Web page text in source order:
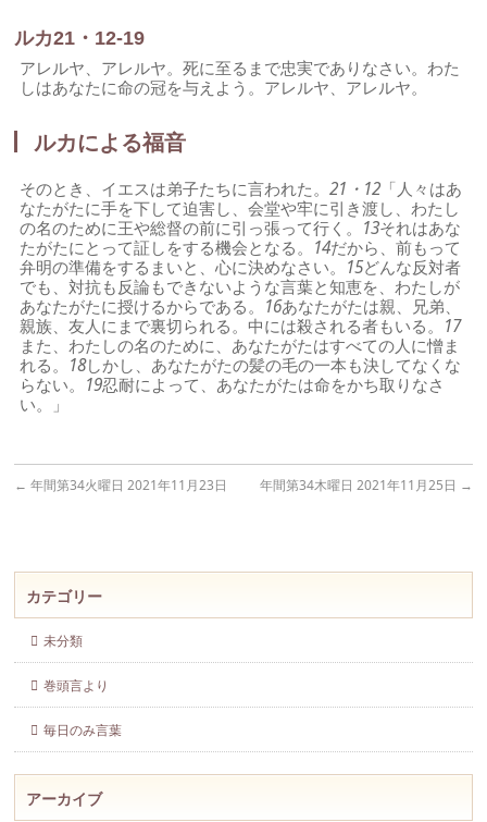
ルカ21・12-19
アレルヤ、アレルヤ。死に至るまで忠実でありなさい。わた
しはあなたに命の冠を与えよう。アレルヤ、アレルヤ。
ルカによる福音
そのとき、イエスは弟子たちに言われた。21・12 「人々はあ
なたがたに手を下して迫害し、会堂や牢に引き渡し、わたし
の名のために王や総督の前に引っ張って行く。 13それはあな
たがたにとって証しをする機会となる。 14だから、前もって
弁明の準備をするまいと、心に決めなさい。 15どんな反対者
でも、対抗も反論もできないような言葉と知恵を、わたしが
あなたがたに授けるからである。 16あなたがたは親、兄弟、
親族、友人にまで裏切られる。中には殺される者もいる。 17
また、わたしの名のために、あなたがたはすべての人に憎ま
れる。 18しかし、あなたがたの髪の毛の一本も決してなくな
らない。 19忍耐によって、あなたがたは命をかち取りなさ
い。」
← 年間第34火曜日 2021年11月23日 年間第34木曜日 2021年11月25日 →
カテゴリー
未分類
巻頭言より
毎日のみ言葉
アーカイブ